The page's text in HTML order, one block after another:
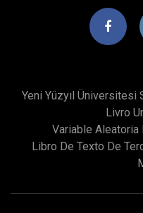
Yeni Yüzyıl Üniversitesi
Livro
Variable
Libro De Texto De